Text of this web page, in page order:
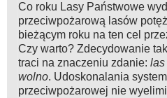
Co roku Lasy Państwowe
przeciwpożarową lasów
bieżącym roku na ten cel
Czy warto? Zdecydowanie
traci na znaczeniu zdanie: las
wolno. Udoskonalania
przeciwpożarowej nie